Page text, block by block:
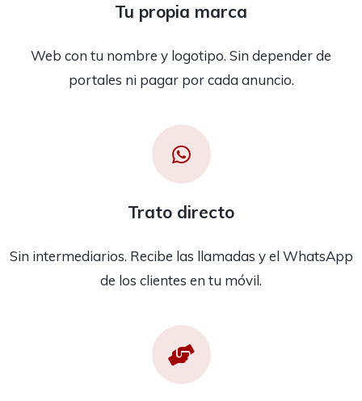
Tu propia marca
Web con tu nombre y logotipo. Sin depender de
portales ni pagar por cada anuncio.
Trato directo
Sin intermediarios. Recibe las llamadas y el WhatsApp
de los clientes en tu móvil.